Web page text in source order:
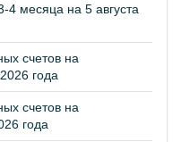
4 месяца на 5 августа
счетов на
года
счетов на
года